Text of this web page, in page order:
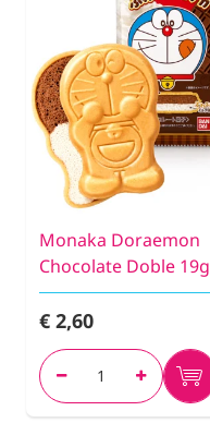
Monaka Doraemon
Chocolate Doble 19g
€ 2,60